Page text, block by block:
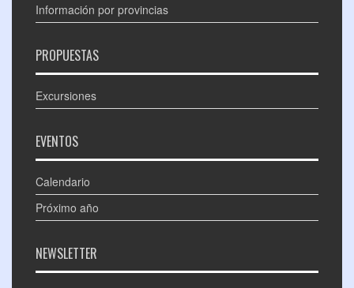
Información por provincias
PROPUESTAS
Excursiones
EVENTOS
Calendario
Próximo año
NEWSLETTER